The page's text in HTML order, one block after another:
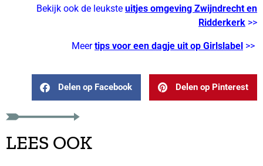
Bekijk ook de leukste uitjes omgeving Zwijndrecht en
Ridderkerk >>
Meertips voor een dagje uit op Girlslabel >>
Delen op Facebook Delen op Pinterest
LEES OOK